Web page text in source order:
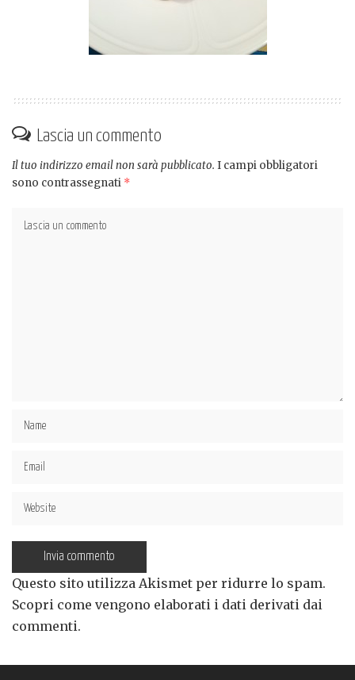
Lascia un commento
Il tuo indirizzo email non sarà pubblicato. I campi obbligatori
sono contrassegnati *
Questo sito utilizza Akismet per ridurre lo spam.
Scopri come vengono elaborati i dati derivati dai
commenti.